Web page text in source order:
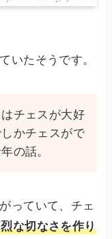
いたそうです。
はチェスが大好
かチェスがで
の話。
っていて、チェ
な切なさを作り